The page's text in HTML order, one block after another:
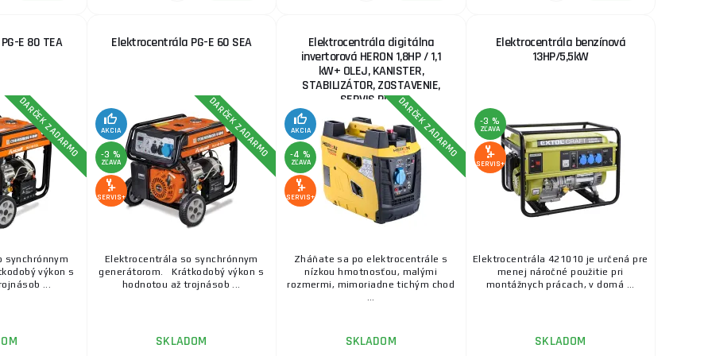
E 80 TEA
DARČEK ZADARMO
synchrónnym
výkon s
...
Elektrocentrála PG-E 60 SEA
AKCIA
-3 %
ZĽAVA
SERVIS+
DARČEK ZADARMO
Elektrocentrála so synchrónnym
generátorom. Krátkodobý výkon s
hodnotou až trojnásob ...
SKLADOM
Elektrocentrála digitálna
invertorová HERON 1,8HP / 1,1
kW+ OLEJ, KANISTER,
STABILIZÁTOR, ZOSTAVENIE,
SERVIS PLUS
AKCIA
-4 %
ZĽAVA
SERVIS+
DARČEK ZADARMO
Zháňate sa po elektrocentrále s
nízkou hmotnosťou, malými
rozmermi, mimoriadne tichým chod
...
SKLADOM
Elektrocentrála benzínová
13HP/5,5kW
-3 %
ZĽAVA
SERVIS+
Elektrocentrála 421010 je určená pre
menej náročné použitie pri
montážnych prácach, v domá ...
SKLADOM